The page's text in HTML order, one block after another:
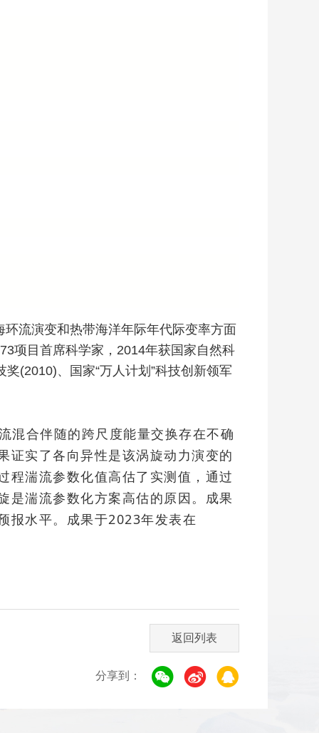
流演变和热带海洋年际年代际变率方面
项目首席科学家，2014年获国家自然科
(2010)、国家“万人计划”科技创新领军
混合伴随的跨尺度能量交换存在不确
证实了各向异性是该涡旋动力演变的
程湍流参数化值高估了实测值，通过
是湍流参数化方案高估的原因。成果
报水平。成果于2023年发表在
返回列表
分享到：